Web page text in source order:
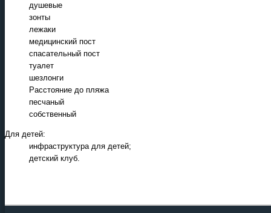
душевые
зонты
лежаки
медицинский пост
спасательный пост
туалет
шезлонги
Расстояние до пляжа
песчаный
собственный
Для детей:
инфраструктура для детей;
детский клуб.